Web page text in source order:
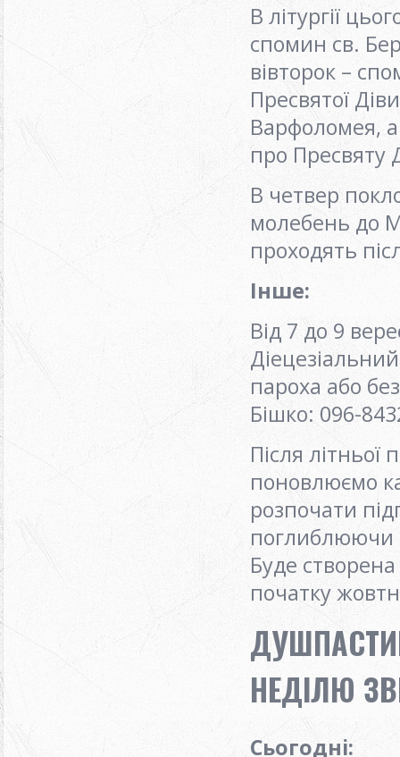
В літургії
спомин св.
вівторок –
Пресвятої
Варфоломея,
про Пресвяту
В четвер
молебень до
проходять
Інше:
Від 7 до 9
пароха або
Бішко: 096-
Після
поновлюємо
розпочати
поглиблюючи
Буде
початку
НЕДIЛЮ
Сьогодні: